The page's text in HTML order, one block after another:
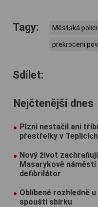
Tagy: Městská
prekroceni
Sdílet:
Nejčtenější dnes
Plzni nestačil ani
přestřelky v
Nový život
Masarykově
defibrilátor
Oblíbené rozhledně
spouští sbírku